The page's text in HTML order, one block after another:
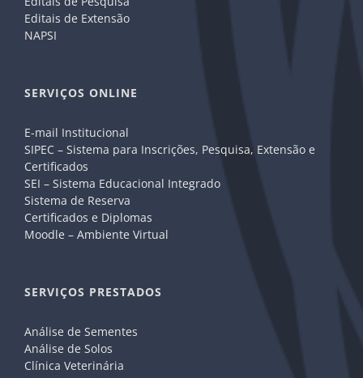
Editais de Extensão
NAPSI
SERVIÇOS ONLINE
E-mail Institucional
SIPEC – Sistema para Inscrições, Pesquisa, Extensão e
Certificados
SEI – Sistema Educacional Integrado
Sistema de Reserva
Certificados e Diplomas
Moodle – Ambiente Virtual
SERVIÇOS PRESTADOS
Análise de Sementes
Análise de Solos
Clínica Veterinária